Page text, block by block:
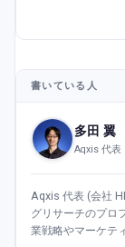
書いている人
多田 翼
Aqxis 代表
Aqxis 代表 (会社
グリサーチのプロ
業戦略やマーケテ